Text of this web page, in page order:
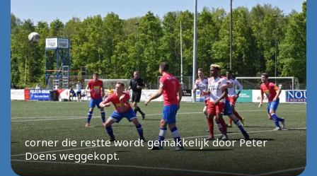
corner die restte wordt gemakkelijk door Peter
Doens weggekopt.